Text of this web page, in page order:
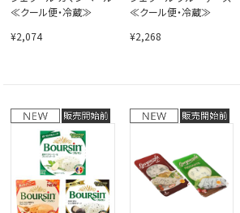
≪クール便・冷蔵≫
¥2,074
≪クール便・冷蔵≫
¥2,268